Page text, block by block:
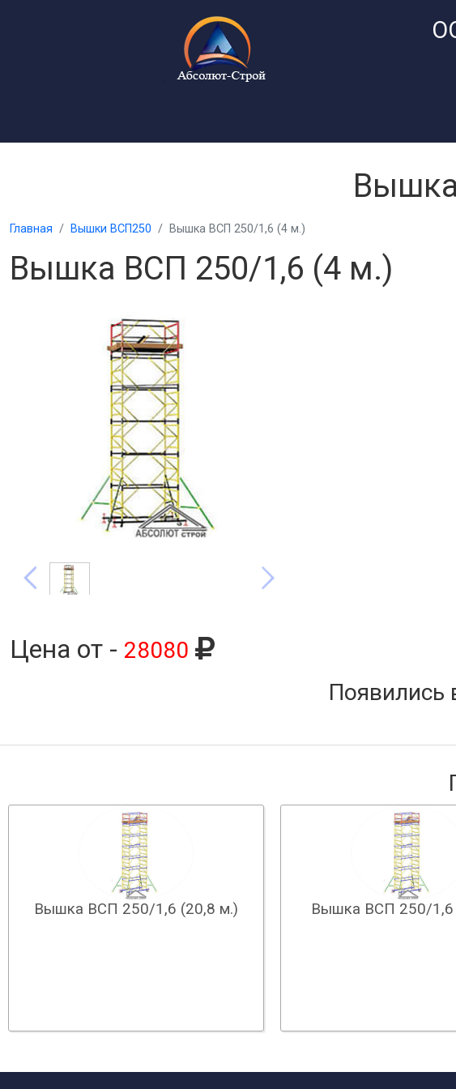
Главная Вышки ВСП250 Вышка ВСП 250/1,6 (4 м.)
Вышка ВСП 250/1,6 (4 м.)
Цена от - 28080
Появились
Вышка ВСП 250/1,6 (20,8 м.) Вышка ВСП 250/1,6